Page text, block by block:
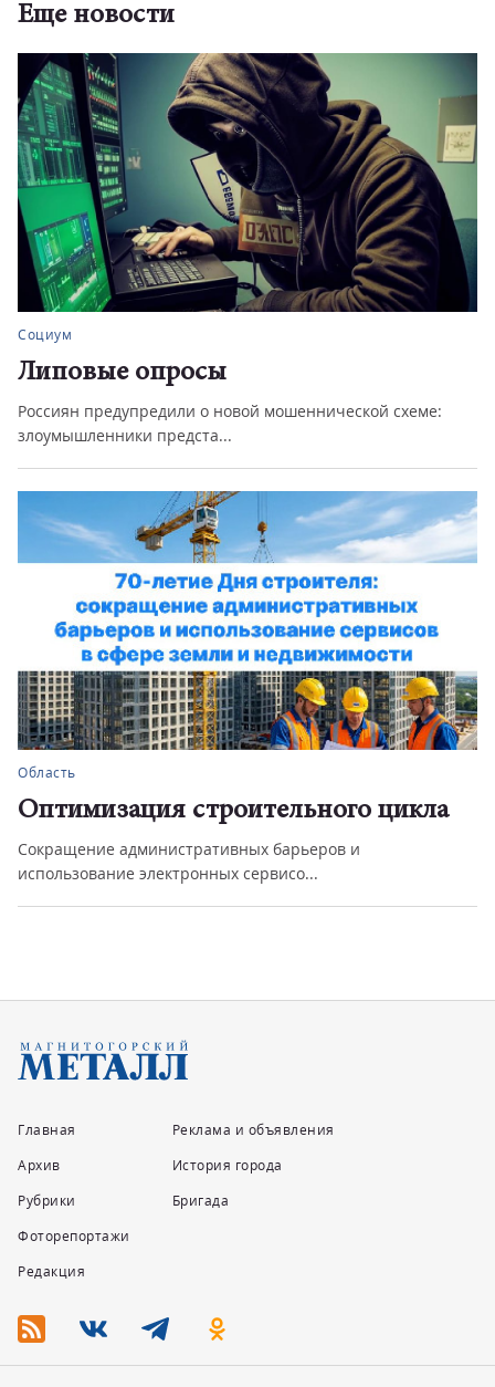
Еще новости
Социум
Липовые опросы
Россиян предупредили о новой мошеннической схеме:
злоумышленники предста...
Область
Оптимизация строительного цикла
Сокращение административных барьеров и
использование электронных сервисо...
Главная
Архив
Рубрики
Фоторепортажи
Редакция
Реклама и объявления
История города
Бригада